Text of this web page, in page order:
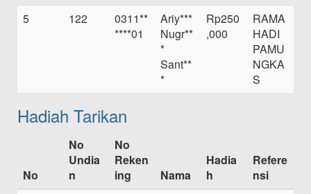
5
122
0311**
****01
Ariy***
Nugr**
*
Sant**
*
Rp250
,000
RAMA
HADI
PAMU
NGKA
S
Hadiah Tarikan
No
No
Undia
n
No
Reken
ing
Nama
Hadia
h
Refere
nsi